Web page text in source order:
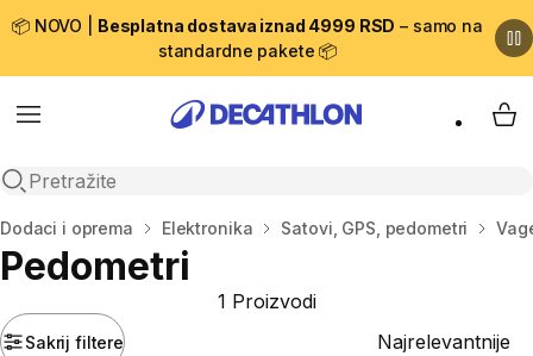
📦 NOVO | Besplatna dostava iznad 4999 RSD – samo na
standardne pakete 📦
Menu
Open search
My
Početna stranica
Dodaci i oprema Elektronika Satovi, GPS, pedometri
Pedometri
Sakrij filtere
1 Proizvodi
Sortiraj po: